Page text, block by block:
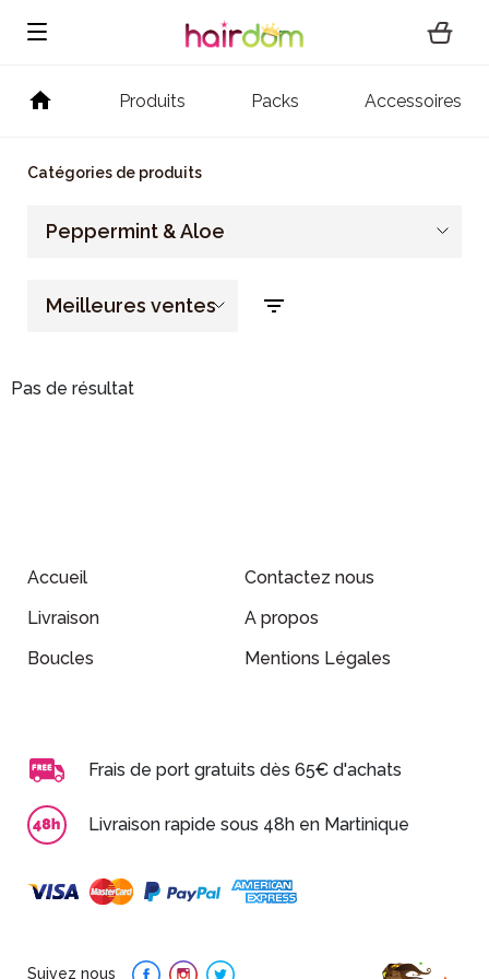
Produits Packs Accessoires
Catégories de produits
Peppermint & Aloe
Meilleures ventes
Pas de résultat
Accueil
Contactez nous
Livraison
A propos
Boucles
Mentions Légales
Frais de port gratuits dès 65€ d'achats
Livraison rapide sous 48h en Martinique
Suivez nous